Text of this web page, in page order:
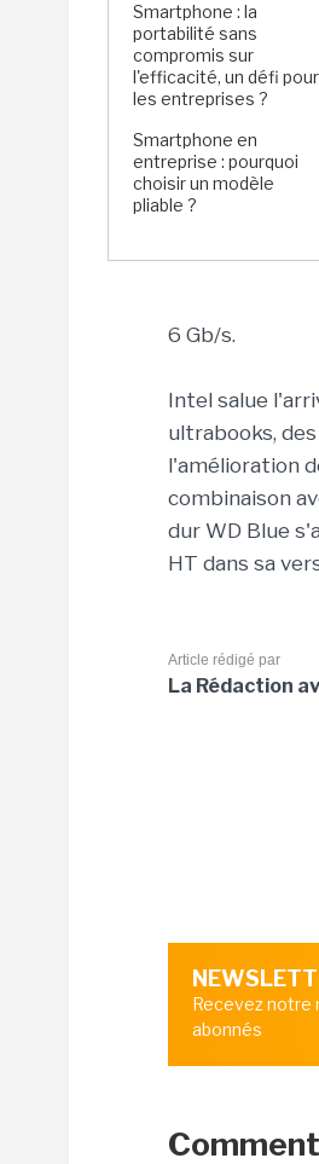
Smartphone : la
portabilité sans
compromis sur
l'efficacité, un défi pour
les entreprises ?
Smartphone en
entreprise : pourquoi
choisir un modèle
pliable ?
6 Gb/s.
Intel salue
ultrabooks,
l'amélioration
combinaison
dur WD Blue
HT dans sa
Article rédigé par
La Rédaction
Recevez
abonnés